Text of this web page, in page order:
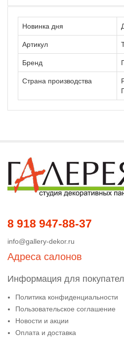
Новинка дня
Артикул
Бренд
Страна производства
8 918 947-88-37
info@gallery-dekor.ru
Адреса салонов
Информация для
Политика конфиденциальности
Пользовательское соглашение
Новости и акции
Оплата и доставка